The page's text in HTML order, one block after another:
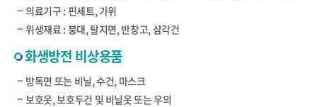
의료기구 : 핀세트, 가위
위생재료 : 붕대, 탈지면, 반창고, 삼각건
화생방전 비상용품
방독면 또는 비닐, 수건, 마스크
보호옷, 보호두건 및 비닐옷 또는 우의